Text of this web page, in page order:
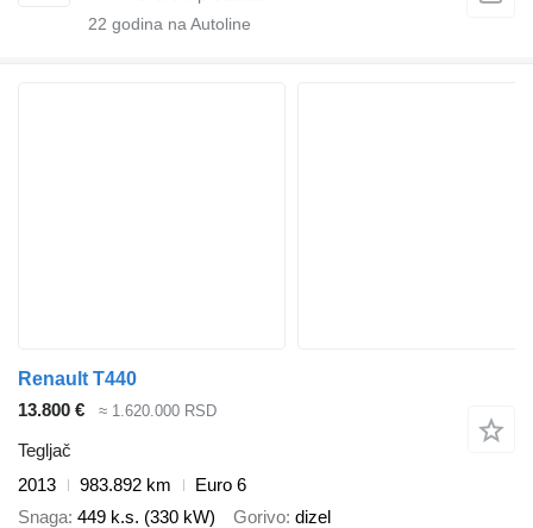
22 godina na Autoline
Renault T440
13.800 €
≈ 1.620.000 RSD
Tegljač
2013
983.892 km
Euro 6
Snaga 449 k.s. (330 kW) Gorivo dizel